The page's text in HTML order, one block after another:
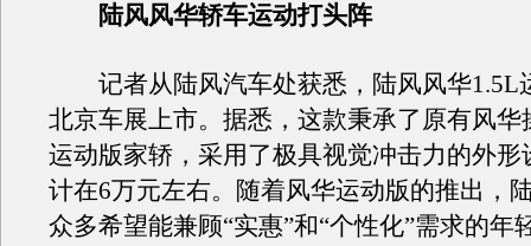
陆风风华轿车运动打头阵
记者从陆风汽车处获悉，陆风风华1.5L
北京车展上市。据悉，这款秉承了原有风华
运动版家轿，采用了极具视觉冲击力的外形
计在6万元左右。随着风华运动版的推出，
众多希望能兼顾“实惠”和“个性化”需求的年